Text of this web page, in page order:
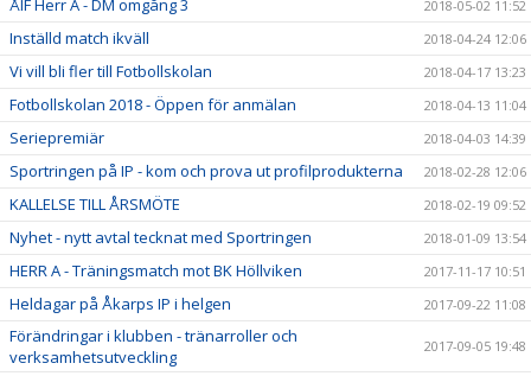
ÅIF Herr A - DM omgång 3 2018-05-02 11:52
Inställd match ikväll 2018-04-24 12:06
Vi vill bli fler till Fotbollskolan 2018-04-17 13:23
Fotbollskolan 2018 - Öppen för anmälan 2018-04-13 11:04
Seriepremiär 2018-04-03 14:39
Sportringen på IP - kom och prova ut profilprodukterna 2018-02-28 12:06
KALLELSE TILL ÅRSMÖTE 2018-02-19 09:52
Nyhet - nytt avtal tecknat med Sportringen 2018-01-09 13:54
HERR A - Träningsmatch mot BK Höllviken 2017-11-17 10:51
Heldagar på Åkarps IP i helgen 2017-09-22 11:08
Förändringar i klubben - tränarroller och
verksamhetsutveckling
2017-09-05 19:48